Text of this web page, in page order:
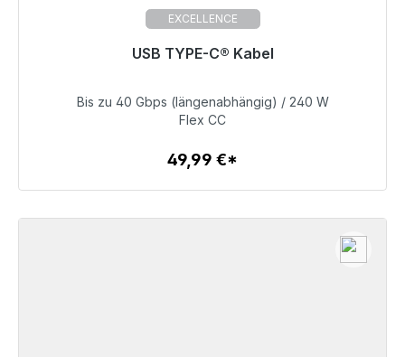
EXCELLENCE
USB TYPE-C® Kabel
Готовы к немедленной отправке, срок поставки
49,99 €
Детали
Bis zu 40 Gbps (längenabhängig) / 240 W
Flex CC
49,99 €*